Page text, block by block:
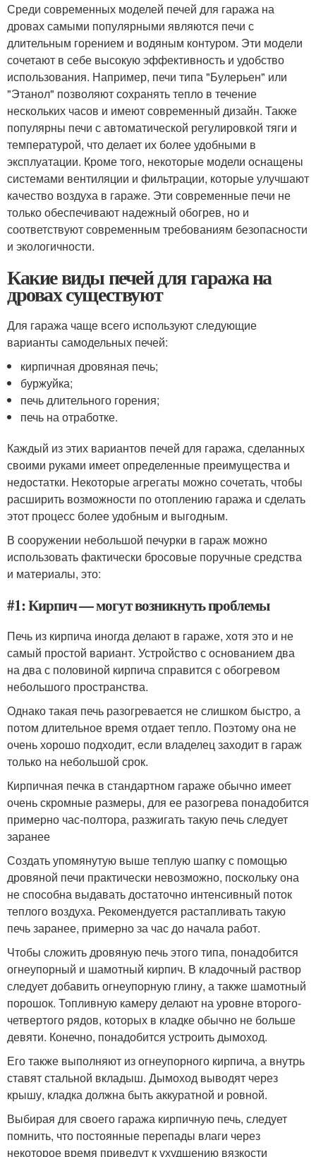
Среди современных моделей печей для гаража на
дровах самыми популярными являются печи с
длительным горением и водяным контуром. Эти модели
сочетают в себе высокую эффективность и удобство
использования. Например, печи типа "Булерьен" или
"Этанол" позволяют сохранять тепло в течение
нескольких часов и имеют современный дизайн. Также
популярны печи с автоматической регулировкой тяги и
температурой, что делает их более удобными в
эксплуатации. Кроме того, некоторые модели оснащены
системами вентиляции и фильтрации, которые улучшают
качество воздуха в гараже. Эти современные печи не
только обеспечивают надежный обогрев, но и
соответствуют современным требованиям безопасности
и экологичности.
Какие виды печей для гаража на
дровах существуют
Для гаража чаще всего используют следующие
варианты самодельных печей:
кирпичная дровяная печь;
буржуйка;
печь длительного горения;
печь на отработке.
Каждый из этих вариантов печей для гаража, сделанных
своими руками имеет определенные преимущества и
недостатки. Некоторые агрегаты можно сочетать, чтобы
расширить возможности по отоплению гаража и сделать
этот процесс более удобным и выгодным.
В сооружении небольшой печурки в гараж можно
использовать фактически бросовые поручные средства
и материалы, это:
#1: Кирпич — могут возникнуть проблемы
Печь из кирпича иногда делают в гараже, хотя это и не
самый простой вариант. Устройство с основанием два
на два с половиной кирпича справится с обогревом
небольшого пространства.
Однако такая печь разогревается не слишком быстро, а
потом длительное время отдает тепло. Поэтому она не
очень хорошо подходит, если владелец заходит в гараж
только на небольшой срок.
Кирпичная печка в стандартном гараже обычно имеет
очень скромные размеры, для ее разогрева понадобится
примерно час-полтора, разжигать такую печь следует
заранее
Создать упомянутую выше теплую шапку с помощью
дровяной печи практически невозможно, поскольку она
не способна выдавать достаточно интенсивный поток
теплого воздуха. Рекомендуется растапливать такую
печь заранее, примерно за час до начала работ.
Чтобы сложить дровяную печь этого типа, понадобится
огнеупорный и шамотный кирпич. В кладочный раствор
следует добавить огнеупорную глину, а также шамотный
порошок. Топливную камеру делают на уровне второго-
четвертого рядов, которых в кладке обычно не больше
девяти. Конечно, понадобится устроить дымоход.
Его также выполняют из огнеупорного кирпича, а внутрь
ставят стальной вкладыш. Дымоход выводят через
крышу, кладка должна быть аккуратной и ровной.
Выбирая для своего гаража кирпичную печь, следует
помнить, что постоянные перепады влаги через
некоторое время приведут к ухудшению вязкости